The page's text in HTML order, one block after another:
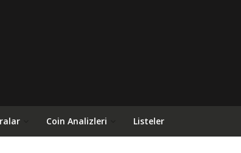
Coin Analizleri Listeler